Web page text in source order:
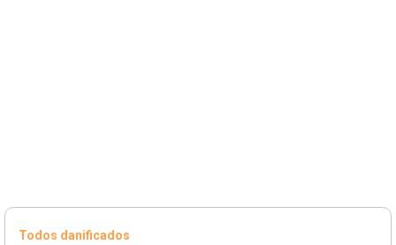
Todos danificados